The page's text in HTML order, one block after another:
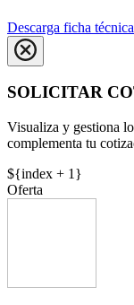
Descarga ficha técnica
SOLICITAR
Visualiza y gestiona
complementa tu
${index + 1}
Oferta